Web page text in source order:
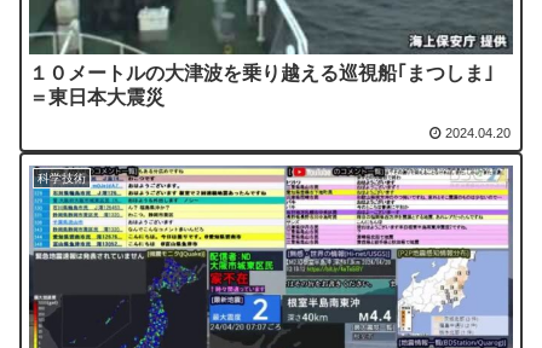
１０メートルの大津波を乗り越える巡視船｢まつしま｣
＝東日本大震災
2024.04.20
科学技術